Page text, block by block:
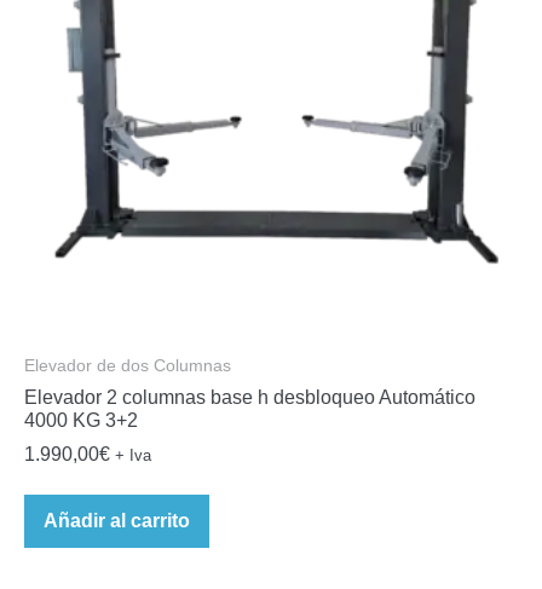
Elevador de dos Columnas
Elevador 2 columnas base h desbloqueo Automático
4000 KG 3+2
1.990,00€ + Iva
Añadir al carrito